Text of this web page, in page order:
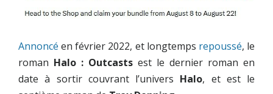
Annoncé en février 2022, et longtemps repoussé, le
roman Halo : Outcasts est le dernier roman en
date à sortir couvrant l’univers Halo, et est le